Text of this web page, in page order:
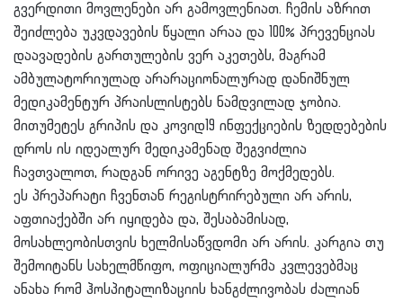
გვერდითი მოვლენები არ გამოვლენიათ. ჩემის აზრით
შეიძლება უკვდავების წყალი არაა და 100% პრევენციას
დაავადების გართულების ვერ აკეთებს, მაგრამ
ამბულატორიულად არარაციონალურად დანიშნულ
მედიკამენტურ პრაისლისტებს ნამდვილად ჯობია.
მითუმეტეს გრიპის და კოვიდ19 ინფექციების ზედდებების
დროს ის იდეალურ მედიკამენად შეგვიძლია
ჩავთვალოთ, რადგან ორივე აგენტზე მოქმედებს.
ეს პრეპარატი ჩვენთან რეგისტრირებული არ არის,
აფთიაქებში არ იყიდება და, შესაბამისად,
მოსახლეობისთვის ხელმისაწვდომი არ არის. კარგია თუ
შემოიტანს სახელმწიფო, ოფიციალურმა კვლევებმაც
ანახა რომ ჰოსპიტალიზაციის ხანგძლივობას ძალიან